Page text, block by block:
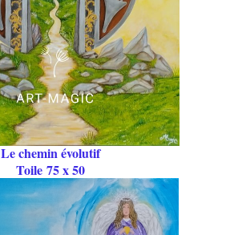
Le chemin évolutif
Toile 75 x 50